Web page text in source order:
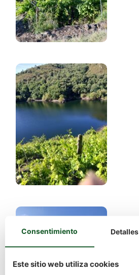
Consentimiento Detalles
Este sitio web utiliza cookies